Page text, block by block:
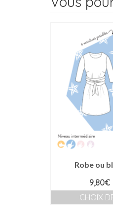
Robe ou
9,80€
CHOIX